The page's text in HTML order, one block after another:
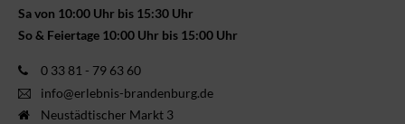
Sa von 10:00 Uhr bis 15:30 Uhr
So & Feiertage 10:00 Uhr bis 15:00 Uhr
0 33 81 - 79 63 60
info@erlebnis-brandenburg.de
Neustädtischer Markt 3